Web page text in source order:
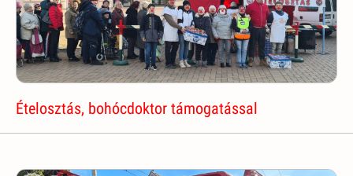
Ételosztás, bohócdoktor támogatással